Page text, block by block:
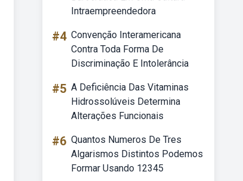
Intraempreendedora
#4 Convenção Interamericana
Contra Toda Forma De
Discriminação E Intolerância
#5 A Deficiência Das Vitaminas
Hidrossolúveis Determina
Alterações Funcionais
#6 Quantos Numeros De Tres
Algarismos Distintos Podemos
Formar Usando 12345